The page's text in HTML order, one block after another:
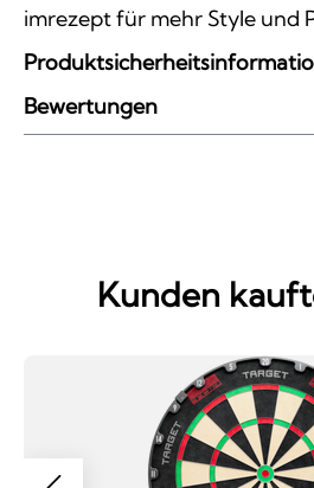
imrezept für mehr Style und
Bewertungen
Kunden